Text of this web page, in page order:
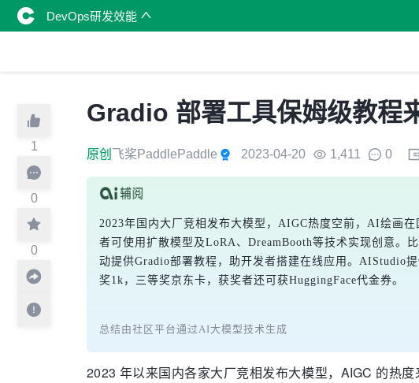
DevOps研发效能
1
0
0
Gradio 部署工具保姆级教程
原创 飞桨PaddlePaddle 2023-04-20 1,411 0
2023年国内大厂竞相发布大模型，AIGC热度空前，AI绘画
者可使用扩散模型及LoRA、DreamBooth等技术实现创意。
动提供Gradio部署教程，助开发者搭建在线应用。AIStudio
奖1k，三等奖京东卡，获奖者还可获HuggingFace代金券。
总结由社区平台通过AI大模型技术生成
2023 年以来国内各家大厂竞相发布大模型，AIGC 的热度